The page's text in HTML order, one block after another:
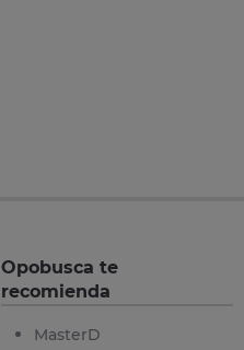
Opobusca te
recomienda
MasterD